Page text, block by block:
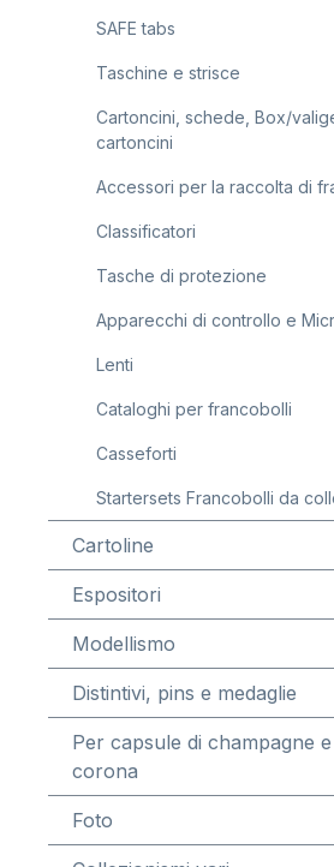
SAFE tabs
Taschine e strisce
Cartoncini, schede, Box/
cartoncini
Accessori per la raccolta di
Classificatori
Tasche di protezione
Apparecchi di controllo e
Lenti
Cataloghi per francobolli
Casseforti
Startersets Francobolli da
Cartoline
Espositori
Modellismo
Distintivi, pins e medaglie
Per capsule di champagne
corona
Foto